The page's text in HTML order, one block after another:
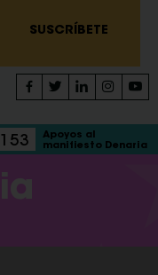
SUSCRÍBETE
Apoyos al
manifiesto Denaria